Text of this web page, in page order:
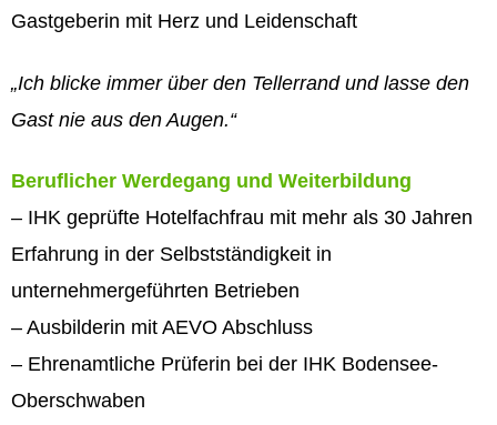
Gastgeberin mit Herz und Leidenschaft
„Ich blicke immer über den Tellerrand und lasse den
Gast nie aus den Augen.“
Beruflicher Werdegang und Weiterbildung
– IHK geprüfte Hotelfachfrau mit mehr als 30 Jahren
Erfahrung in der Selbstständigkeit in
unternehmergeführten Betrieben
– Ausbilderin mit AEVO Abschluss
– Ehrenamtliche Prüferin bei der IHK Bodensee-
Oberschwaben